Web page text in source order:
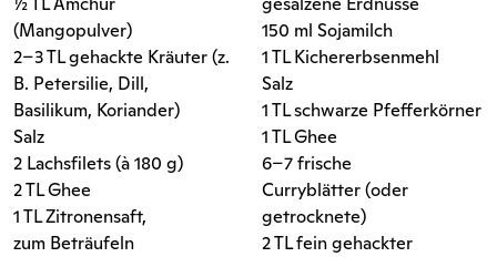
(Mangopulver)
2–3 TL gehackte Kräuter (z.
B. Petersilie, Dill,
Basilikum, Koriander)
Salz
2 Lachsfilets (à 180 g)
2 TL Ghee
1 TL Zitronensaft,
zum Beträufeln
150 ml Sojamilch
1 TL Kichererbsenmehl
Salz
1 TL schwarze Pfefferkörner
1 TL Ghee
6–7 frische
Curryblätter (oder
getrocknete)
2 TL fein gehackter